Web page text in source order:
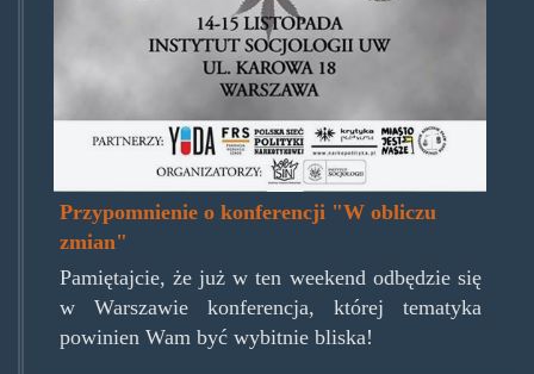
Przypomnienie o konferencji "W obliczu
zmian"
Pamiętajcie, że już w ten weekend odbędzie się
w Warszawie konferencja, której tematyka
powinien Wam być wybitnie bliska!